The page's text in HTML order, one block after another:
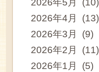
2026年5月 (10)
2026年4月 (13)
2026年3月 (9)
2026年2月 (11)
2026年1月 (5)